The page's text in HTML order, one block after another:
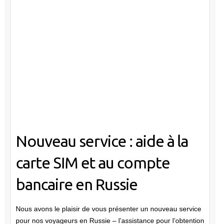
Nouveau service : aide à la
carte SIM et au compte
bancaire en Russie
Nous avons le plaisir de vous présenter un nouveau service
pour nos voyageurs en Russie – l’assistance pour l’obtention